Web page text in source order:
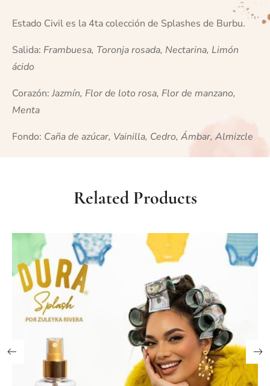
Estado Civil es la 4ta colección de Splashes de Burbu.
Salida: Frambuesa, Toronja rosada, Nectarina, Limón
ácido
Corazón:Jazmín, Flor de loto rosa, Flor de manzano,
Menta
Fondo: Caña de azúcar, Vainilla, Cedro, Ámbar, Almizcle
Related Products